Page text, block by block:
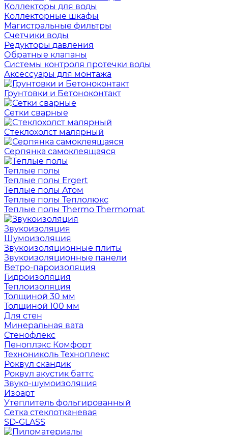
Коллекторы для воды
Коллекторные шкафы
Магистральные фильтры
Счетчики воды
Редукторы давления
Обратные клапаны
Системы контроля протечки воды
Аксессуары для монтажа
Грунтовки и Бетоноконтакт
Сетки сварные
Cтеклохолст малярный
Серпянка самоклеящаяся
Теплые полы
Теплые полы Ergert
Теплые полы Атом
Теплые полы Теплолюкс
Теплые полы Thermo Thermomat
Звукоизоляция
Шумоизоляция
Звукоизоляционные плиты
Звукоизоляционные панели
Ветро-пароизоляция
Гидроизоляция
Теплоизоляция
Толщиной 30 мм
Толщиной 100 мм
Для стен
Минеральная вата
Стенофлекс
Пеноплэкс Комфорт
Технониколь Техноплекс
Роквул скандик
Роквул акустик баттс
Звуко-шумоизоляция
Изоарт
Утеплитель фольгированный
Сетка стеклотканевая
SD-GLASS